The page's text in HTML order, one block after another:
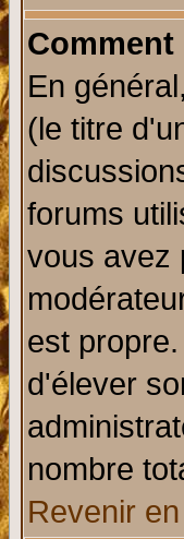
En
(le titre
forums
vous avez
est
d'élever
nombre
Revenir